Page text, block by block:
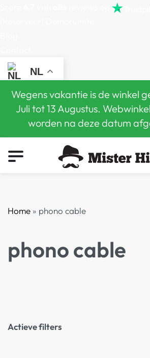
NL
Wegens vakantie is de winkel
Juli tot 13 Augustus.
worden na deze datum
Home » phono cable
phono cable
Actieve filters